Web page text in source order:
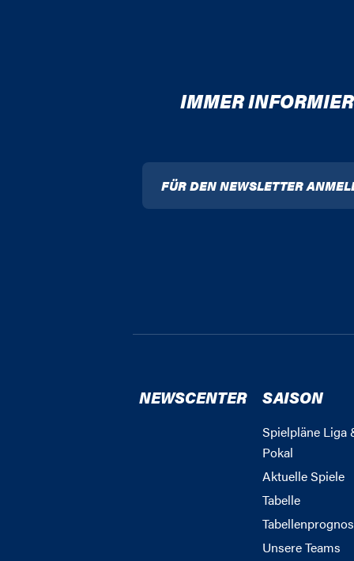
IMMER
FÜR DEN NEWSLETTER
NEWSCENTER SAISON
Spielpläne Liga
Pokal
Aktuelle Spiele
Tabelle
Unsere Teams